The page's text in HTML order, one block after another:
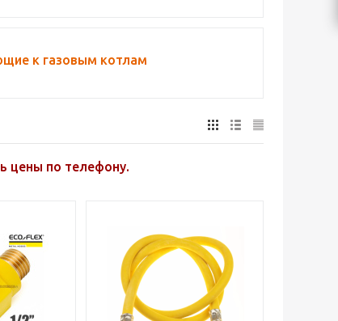
к газовым котлам
цены по телефону.